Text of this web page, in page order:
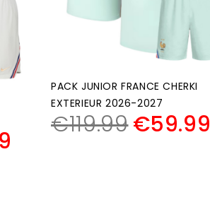
PACK JUNIOR FRANCE CHERKI
EXTERIEUR 2026-2027
€119.99€59.99